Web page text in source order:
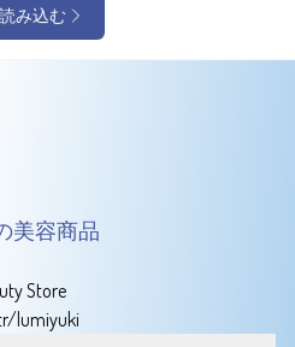
み込む
美容商品
Store
lumiyuki